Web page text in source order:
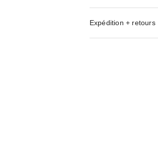
Expédition + retours